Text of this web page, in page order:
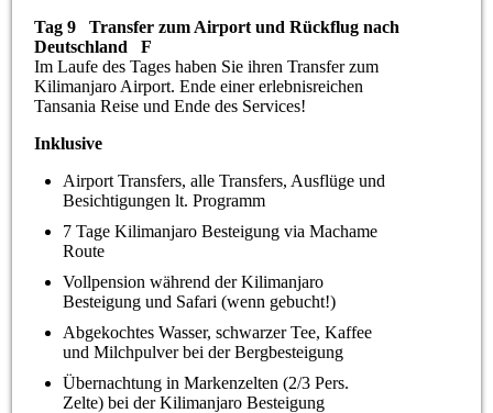
Tag 9 Transfer zum Airport und Rückflug nach
Deutschland F
Im Laufe des Tages haben Sie ihren Transfer zum
Kilimanjaro Airport. Ende einer erlebnisreichen
Tansania Reise und Ende des Services!
Inklusive
Airport Transfers, alle Transfers, Ausflüge und
Besichtigungen lt. Programm
7 Tage Kilimanjaro Besteigung via Machame
Route
Vollpension während der Kilimanjaro
Besteigung und Safari (wenn gebucht!)
Abgekochtes Wasser, schwarzer Tee, Kaffee
und Milchpulver bei der Bergbesteigung
Übernachtung in Markenzelten (2/3 Pers.
Zelte) bei der Kilimanjaro Besteigung